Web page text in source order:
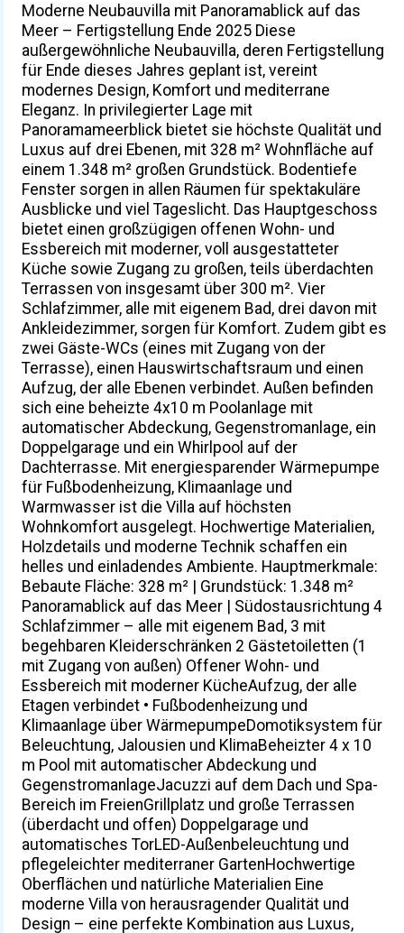
Moderne Neubauvilla mit Panoramablick auf das
Meer – Fertigstellung Ende 2025 Diese
außergewöhnliche Neubauvilla, deren Fertigstellung
für Ende dieses Jahres geplant ist, vereint
modernes Design, Komfort und mediterrane
Eleganz. In privilegierter Lage mit
Panoramameerblick bietet sie höchste Qualität und
Luxus auf drei Ebenen, mit 328 m² Wohnfläche auf
einem 1.348 m² großen Grundstück. Bodentiefe
Fenster sorgen in allen Räumen für spektakuläre
Ausblicke und viel Tageslicht. Das Hauptgeschoss
bietet einen großzügigen offenen Wohn- und
Essbereich mit moderner, voll ausgestatteter
Küche sowie Zugang zu großen, teils überdachten
Terrassen von insgesamt über 300 m². Vier
Schlafzimmer, alle mit eigenem Bad, drei davon mit
Ankleidezimmer, sorgen für Komfort. Zudem gibt es
zwei Gäste-WCs (eines mit Zugang von der
Terrasse), einen Hauswirtschaftsraum und einen
Aufzug, der alle Ebenen verbindet. Außen befinden
sich eine beheizte 4x10 m Poolanlage mit
automatischer Abdeckung, Gegenstromanlage, ein
Doppelgarage und ein Whirlpool auf der
Dachterrasse. Mit energiesparender Wärmepumpe
für Fußbodenheizung, Klimaanlage und
Warmwasser ist die Villa auf höchsten
Wohnkomfort ausgelegt. Hochwertige Materialien,
Holzdetails und moderne Technik schaffen ein
helles und einladendes Ambiente. Hauptmerkmale:
Bebaute Fläche: 328 m² | Grundstück: 1.348 m²
Panoramablick auf das Meer | Südostausrichtung 4
Schlafzimmer – alle mit eigenem Bad, 3 mit
begehbaren Kleiderschränken 2 Gästetoiletten (1
mit Zugang von außen) Offener Wohn- und
Essbereich mit moderner KücheAufzug, der alle
Etagen verbindet • Fußbodenheizung und
Klimaanlage über WärmepumpeDomotiksystem für
Beleuchtung, Jalousien und KlimaBeheizter 4 x 10
m Pool mit automatischer Abdeckung und
GegenstromanlageJacuzzi auf dem Dach und Spa-
Bereich im FreienGrillplatz und große Terrassen
(überdacht und offen) Doppelgarage und
automatisches TorLED-Außenbeleuchtung und
pflegeleichter mediterraner GartenHochwertige
Oberflächen und natürliche Materialien Eine
moderne Villa von herausragender Qualität und
Design – eine perfekte Kombination aus Luxus,